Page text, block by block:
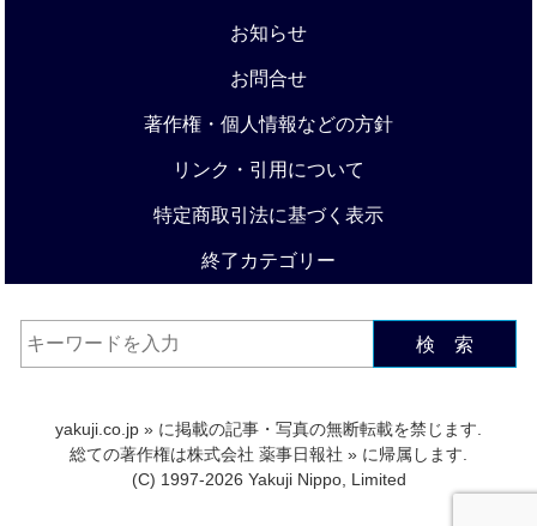
お知らせ
お問合せ
著作権・個人情報などの方針
リンク・引用について
特定商取引法に基づく表示
終了カテゴリー
検 索
yakuji.co.jp » に掲載の記事・写真の無断転載を禁じます.
総ての著作権は株式会社 薬事日報社 » に帰属します.
(C) 1997-2026 Yakuji Nippo, Limited